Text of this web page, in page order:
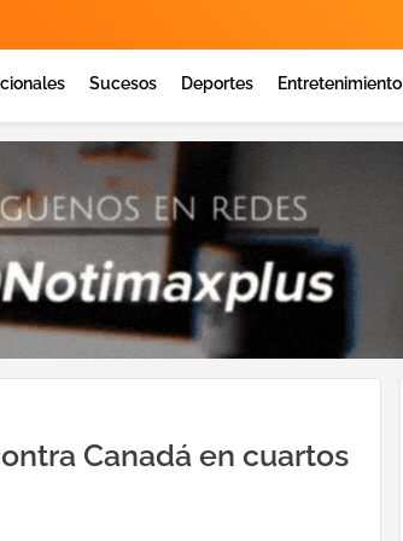
Sucesos Deportes Entretenimiento
Canadá en cuartos